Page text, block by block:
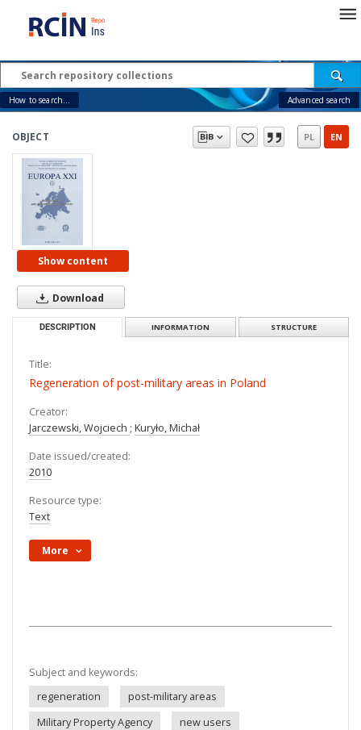
How to search... Advanced search
OBJECT PL EN
Show content
Download
DESCRIPTION INFORMATION STRUCTURE
Title:
Regeneration of post-military areas in Poland
Creator:
Jarczewski, Wojciech ; Kuryło, Michał
Date issued/created:
2010
Resource type:
Text
More
Subject and keywords:
regeneration
post-military areas
Military Property Agency
new users